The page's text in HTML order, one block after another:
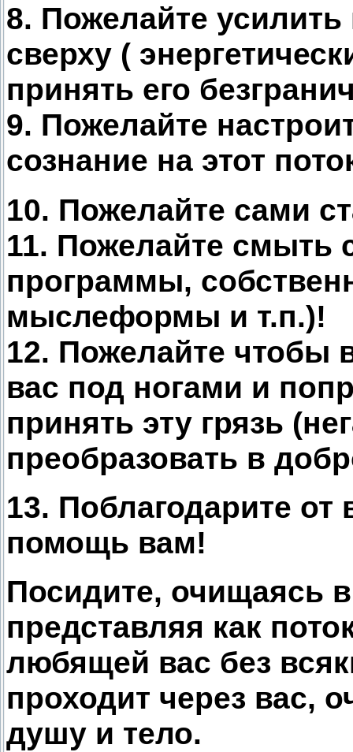
8. Пожелайте усилить
сверху (
принять его
9. Пожелайте
сознание на этот
10. Пожелайте сами
11. Пожелайте смыть
программы,
мыслеформы и т.п.)!
12. Пожелайте чтобы
вас под ногами и
принять эту грязь
преобразовать в
13. Поблагодарите от
помощь вам!
Посидите, очищаясь
представляя как
любящей вас без
проходит через вас,
душу и тело.